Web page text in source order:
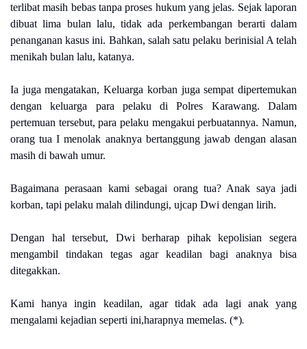
terlibat masih bebas tanpa proses hukum yang jelas. Sejak laporan
dibuat lima bulan lalu, tidak ada perkembangan berarti dalam
penanganan kasus ini. Bahkan, salah satu pelaku berinisial A telah
menikah bulan lalu, katanya.
Ia juga mengatakan, Keluarga korban juga sempat dipertemukan
dengan keluarga para pelaku di Polres Karawang. Dalam
pertemuan tersebut, para pelaku mengakui perbuatannya. Namun,
orang tua I menolak anaknya bertanggung jawab dengan alasan
masih di bawah umur.
Bagaimana perasaan kami sebagai orang tua? Anak saya jadi
korban, tapi pelaku malah dilindungi, ujcap Dwi dengan lirih.
Dengan hal tersebut, Dwi berharap pihak kepolisian segera
mengambil tindakan tegas agar keadilan bagi anaknya bisa
ditegakkan.
Kami hanya ingin keadilan, agar tidak ada lagi anak yang
mengalami kejadian seperti ini,harapnya memelas. (*).